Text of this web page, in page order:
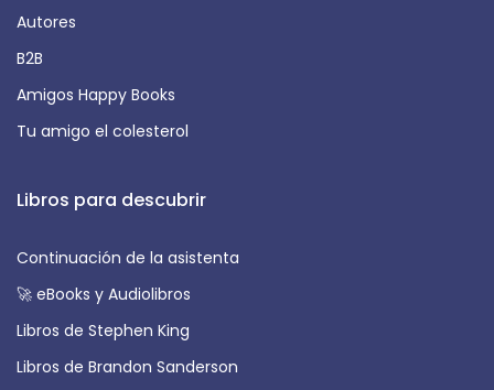
Autores
B2B
Amigos Happy Books
Tu amigo el colesterol
Libros para descubrir
Continuación de la asistenta
🚀 eBooks y Audiolibros
Libros de Stephen King
Libros de Brandon Sanderson